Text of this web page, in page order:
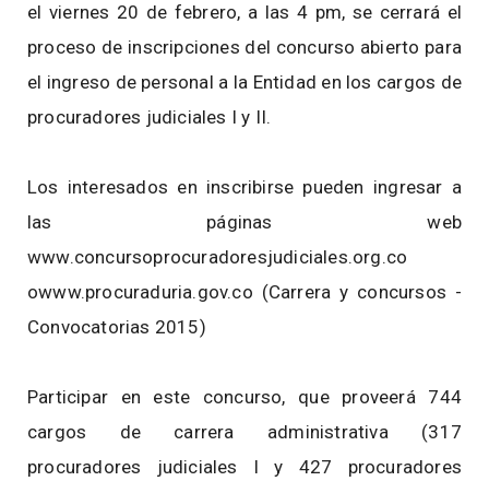
el viernes 20 de febrero, a las 4 pm, se cerrará el
proceso de inscripciones del concurso abierto para
el ingreso de personal a la Entidad en los cargos de
procuradores judiciales I y II.
Los interesados en inscribirse pueden ingresar a
las páginas web
www.concursoprocuradoresjudiciales.org.co
owww.procuraduria.gov.co (Carrera y concursos -
Convocatorias 2015)
Participar en este concurso, que proveerá 744
cargos de carrera administrativa (317
procuradores judiciales I y 427 procuradores